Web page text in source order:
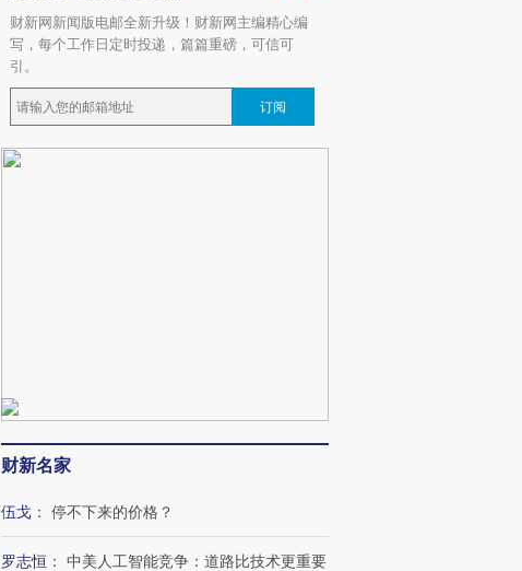
财新网新闻版电邮全新升级！财新网主编精心编
写，每个工作日定时投递，篇篇重磅，可信可
引。
订阅
财新名家
伍戈 ： 停不下来的价格？
罗志恒 ： 中美人工智能竞争：道路比技术更重要